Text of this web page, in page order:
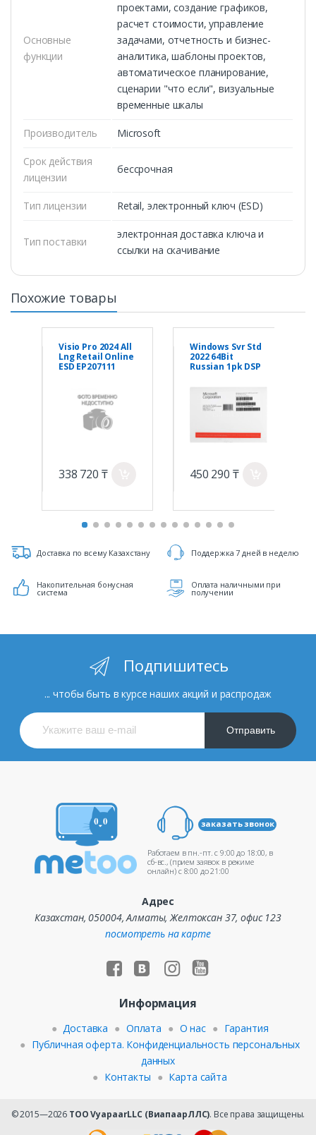
Основные
функции
проектами, создание графиков,
расчет стоимости, управление
задачами, отчетность и бизнес-
аналитика, шаблоны проектов,
автоматическое планирование,
сценарии "что если", визуальные
временные шкалы
Производитель Microsoft
Срок действия
лицензии
бессрочная
Тип лицензии Retail, электронный ключ (ESD)
Тип поставки
электронная доставка ключа и
ссылки на скачивание
Похожие товары
Visio Pro 2024 All
Lng Retail Online
ESD EP207111
338 720 ₸
Windows Svr Std
2022 64Bit
Russian 1pk DSP
450 290 ₸
Доставка по всему Казахстану Поддержка 7 дней в неделю
Накопительная бонусная
система
Оплата наличными при
получении
Подпишитесь
... чтобы быть в курсе наших акций и распродаж
Отправить
заказать звонок
Работаем в пн.-пт. c 9:00 до 18:00, в
сб-вс., (прием заявок в режиме
онлайн) c 8:00 до 21:00
Адрес
Казахстан, 050004, Алматы, Желтоксан 37, офис 123
посмотреть на карте
Информация
Доставка Оплата О нас
Гарантия
Публичная оферта. Конфиденциальность персональных
данных
Контакты
Карта сайта
© 2015—2026 ТОО VyapaarLLC (ВиапаарЛЛС). Все права защищены.